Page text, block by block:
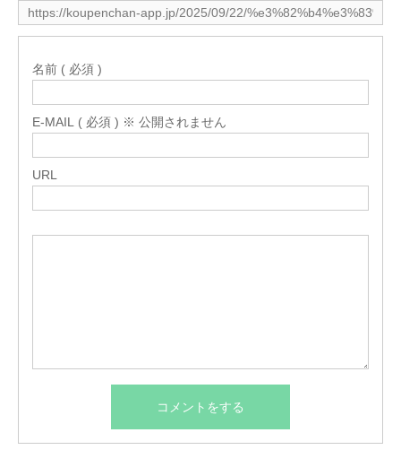
名前 ( 必須 )
E-MAIL ( 必須 ) ※ 公開されません
URL